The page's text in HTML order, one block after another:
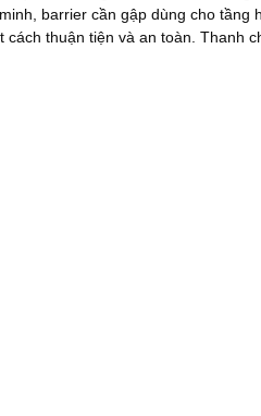
barrier cần gập dùng cho tầng
cách thuận tiện và an toàn. Thanh